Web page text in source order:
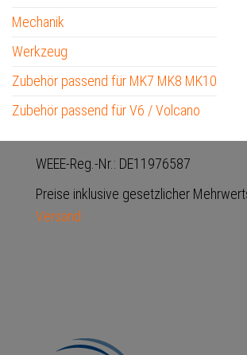
Mechanik
Werkzeug
Zubehör passend für MK7 MK8 MK10
Zubehör passend für V6 / Volcano
WEEE-Reg.-Nr.: DE11976587
Preise inklusive gesetzlicher
Versand